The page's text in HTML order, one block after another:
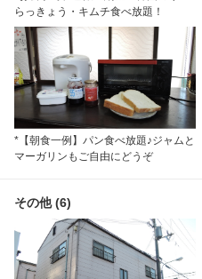
らっきょう・キムチ食べ放題！
*【朝食一例】パン食べ放題♪ジャムと
マーガリンもご自由にどうぞ
その他 (6)